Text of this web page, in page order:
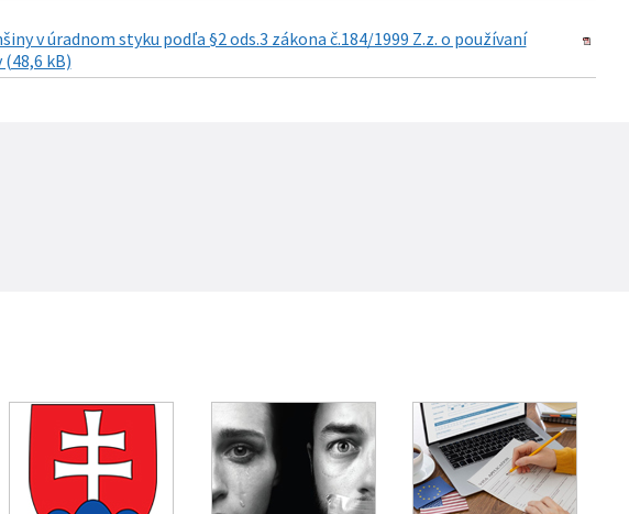
v úradnom styku podľa §2 ods.3 zákona č.184/1999 Z.z. o používaní
kB)